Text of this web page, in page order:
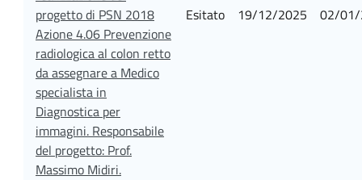
progetto di PSN 2018
Azione 4.06 Prevenzione
radiologica al colon retto
da assegnare a Medico
specialista in
Diagnostica per
immagini. Responsabile
del progetto: Prof.
Massimo Midiri.
Esitato 19/12/2025 02/